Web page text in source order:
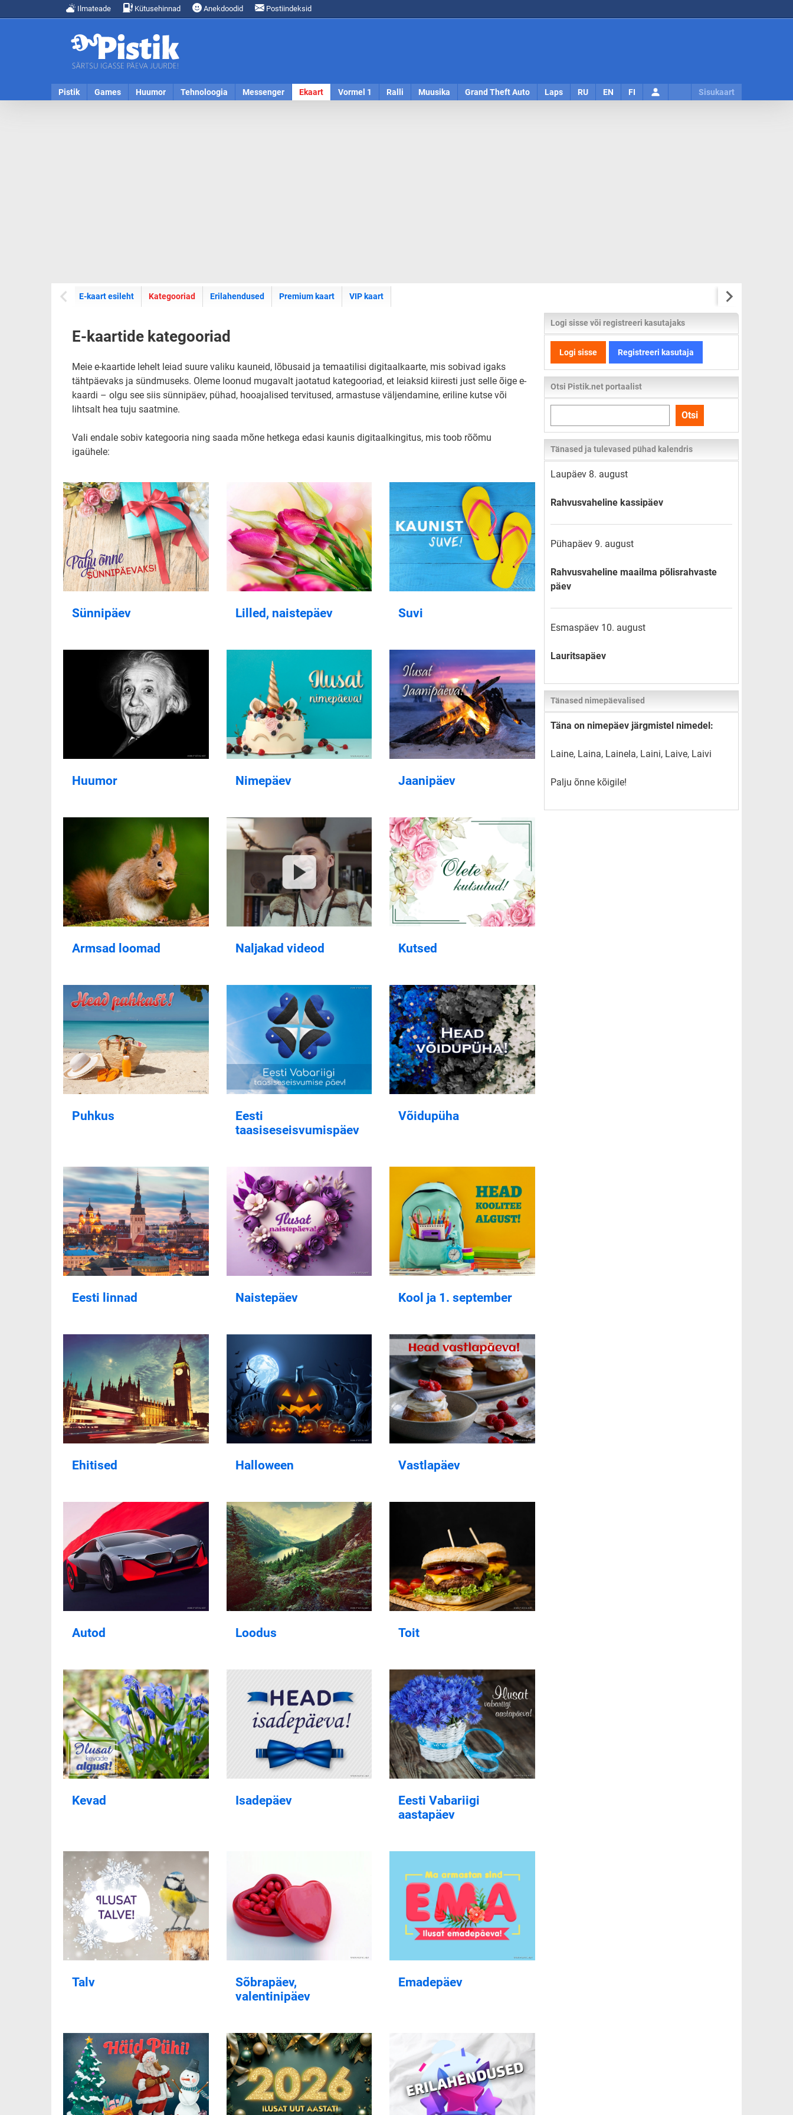
Ilmateade Kütusehinnad Anekdoodid Postiindeksid
Pistik Games Huumor Tehnoloogia Messenger Ekaart Vormel 1 Ralli Muusika Grand Theft Auto Laps RU EN FI Sisukaart
E-kaart esileht E-kaartide
Kategooriad Erilahendused Premium kaart VIP kaart
E-kaartide kategooriad
Meie e-kaartide lehelt leiad suure valiku kauneid, lõbusaid ja temaatilisi digitaalkaarte, mis sobivad igaks
tähtpäevaks ja sündmuseks. Oleme loonud mugavalt jaotatud kategooriad, et leiaksid kiiresti just selle õige e-
kaardi – olgu see siis sünnipäev, pühad, hooajalised tervitused, armastuse väljendamine, eriline kutse või
lihtsalt hea tuju saatmine.
Vali endale sobiv kategooria ning saada mõne hetkega edasi kaunis digitaalkingitus, mis toob rõõmu
igaühele:
Sünnipäev Lilled, naistepäev Suvi
Huumor Nimepäev Jaanipäev
Armsad loomad Naljakad videod Kutsed
Puhkus
Eesti
taasiseseisvumispäev
Võidupüha
Eesti linnad Naistepäev Kool ja 1. september
Ehitised Halloween Vastlapäev
Autod Loodus Toit
Kevad Isadepäev
Eesti Vabariigi
aastapäev
Talv
Sõbrapäev,
valentinipäev
Emadepäev
Logi sisse või registreeri kasutajaks
Logi sisse Registreeri kasutaja
Otsi Pistik.net portaalist
kogu
lehelt
Otsi
Tänased ja tulevased pühad kalendris
Laupäev 8. august
Rahvusvaheline kassipäev
Pühapäev 9. august
Rahvusvaheline maailma põlisrahvaste
päev
Esmaspäev 10. august
Lauritsapäev
Tänased nimepäevalised
Täna on nimepäev järgmistel nimedel:
Laine, Laina, Lainela, Laini, Laive, Laivi
Palju õnne kõigile!